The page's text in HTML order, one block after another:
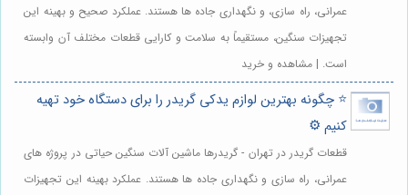
عمرانی، راه سازی، و نگهداری جاده ها هستند. عملکرد صحیح و بهینه این
تجهیزات سنگین، مستقیماً به سلامت و کارایی قطعات مختلف آن وابسته
است. | مشاهده و خرید
⭐️ چگونه بهترین لوازم یدکی گریدر را برای دستگاه خود تهیه
کنیم ⚙️
قطعات گریدر در تهران - گریدرها ماشین آلات سنگین حیاتی در پروژه های
عمرانی، راه سازی و نگهداری جاده ها هستند. عملکرد بهینه این تجهیزات